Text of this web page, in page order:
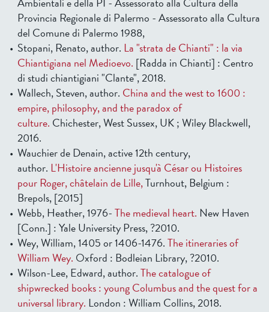
Provincia Regionale di Palermo - Assessorato alla Cultura
del Comune di Palermo 1988,
Stopani, Renato, author. La "strata de Chianti" : la via
Chiantigiana nel Medioevo. [Radda in Chianti] : Centro
di studi chiantigiani "Clante", 2018.
Wallech, Steven, author. China and the west to 1600 :
empire, philosophy, and the paradox of
culture. Chichester, West Sussex, UK ; Wiley Blackwell,
2016.
Wauchier de Denain, active 12th century,
author. L'Histoire ancienne jusqu'à César ou Histoires
pour Roger, châtelain de Lille,Turnhout, Belgium :
Brepols, [2015]
Webb, Heather, 1976-The medieval heart. New Haven
[Conn.] : Yale University Press, ?2010.
Wey, William, 1405 or 1406-1476.The itineraries of
William Wey. Oxford : Bodleian Library, ?2010.
Wilson-Lee, Edward, author.The catalogue of
shipwrecked books : young Columbus and the quest for a
universal library. London : William Collins, 2018.